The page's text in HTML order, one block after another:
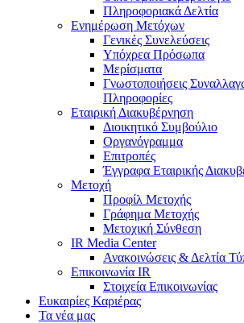
Πληροφοριακά Δελτία
Ενημέρωση Μετόχων
Γενικές Συνελεύσεις
Υπόχρεα Πρόσωπα
Μερίσματα
Γνωστοποιήσεις
Πληροφορίες
Εταιρική Διακυβέρνηση
Διοικητικό Συμβούλιο
Οργανόγραμμα
Επιτροπές
Έγγραφα Εταιρικής
Μετοχή
Προφίλ Μετοχής
Γράφημα Μετοχής
Μετοχική Σύνθεση
IR Media Center
Ανακοινώσεις & Δελτία
Επικοινωνία IR
Στοιχεία Επικοινωνίας
Ευκαιρίες Καριέρας
Τα νέα μας